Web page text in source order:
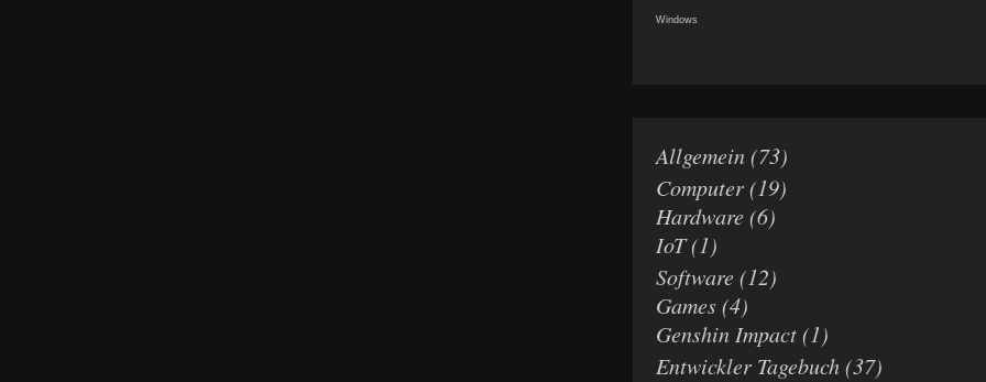
Windows
Allgemein(73)
Computer(19)
Hardware(6)
IoT(1)
Software(12)
Games(4)
Genshin Impact(1)
Entwickler Tagebuch(37)